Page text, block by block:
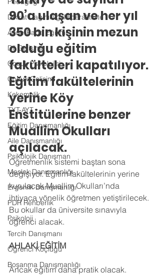
Dikkat Dağınıklığı Hiperaktivite
Anne-Baba Eğitimi
Dil Gelişimi
Çocuk Psikolojisi
Çocuk Gelişimi
Kekemelik
TYT-AYT
Eğitim Danışmanlığı
Aile Danışmanlığı
Psikolojik Danışman
Meslek Danışmanlığı
Ergenlik Danışmanlığı
PDR Rehberlik
Psikoloji
Tercih Danışmanı
Öğrenci Koçluğu
Boşanma Danışmanlığı
90’a ulaşan ve her yıl
350 bin kişinin mezun
olduğu eğitim
fakülteleri kapatılıyor.
Eğitim fakültelerinin
yerine Köy
Enstitülerine benzer
Muallim Okulları
açılacak.
Öğretmenlik sistemi baştan sona
değişiyor. Eğitim fakültelerinin yerine
kurulacak Muallim Okulları’nda
ihtiyaca yönelik öğretmen yetiştirilecek.
Bu okullar da üniversite sınavıyla
öğrenci alacak.
AHLAKİ EĞİTİM
Ancak eğitim daha pratik olacak.